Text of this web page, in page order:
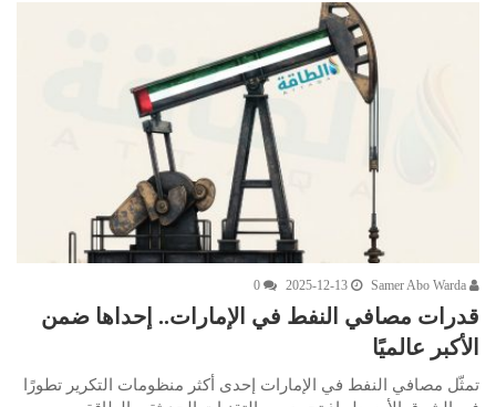
2025-12-13
0
قدرات مصافي النفط في الإمارات.. إحداها ضمن
الأكبر عالميًا
تمثّل مصافي النفط في الإمارات إحدى أكثر منظومات التكرير تطورًا